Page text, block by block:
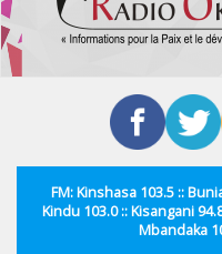
FM: Kinshasa 103.5 ::
Kindu 103.0 :: Kisangani
Mbandaka